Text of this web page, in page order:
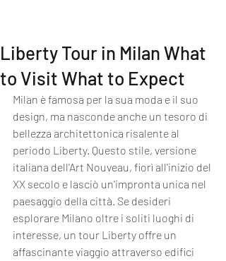
Liberty Tour in Milan What
to Visit What to Expect
Milan è famosa per la sua moda e il suo
design, ma nasconde anche un tesoro di
bellezza architettonica risalente al
periodo Liberty. Questo stile, versione
italiana dell'Art Nouveau, fiorì all'inizio del
XX secolo e lasciò un'impronta unica nel
paesaggio della città. Se desideri
esplorare Milano oltre i soliti luoghi di
interesse, un tour Liberty offre un
affascinante viaggio attraverso edifici